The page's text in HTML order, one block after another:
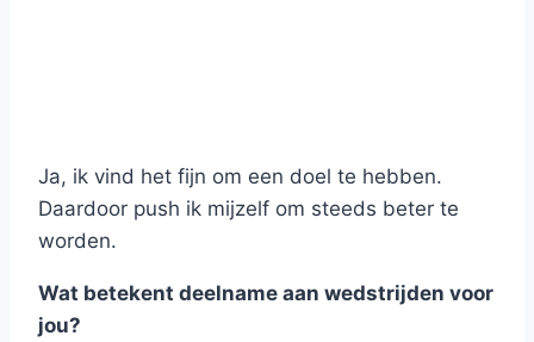
Ja, ik vind het fijn om een doel te hebben.
Daardoor push ik mijzelf om steeds beter te
worden.
Wat betekent deelname aan wedstrijden voor
jou?